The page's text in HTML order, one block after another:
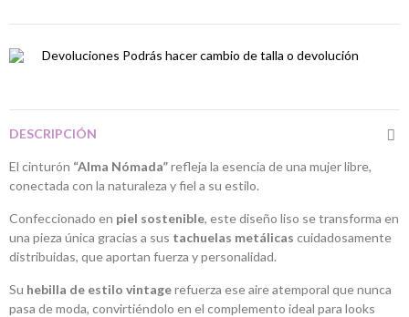
Devoluciones Podrás hacer cambio de talla o devolución
DESCRIPCIÓN
El cinturón “Alma Nómada”refleja la esencia de una mujer libre,
conectada con la naturaleza y fiel a su estilo.
Confeccionado en piel sostenible, este diseño liso se transforma en
una pieza única gracias a sus tachuelas metálicas cuidadosamente
distribuidas, que aportan fuerza y personalidad.
Su hebilla de estilo vintagerefuerza ese aire atemporal que nunca
pasa de moda, convirtiéndolo en el complemento ideal para looks